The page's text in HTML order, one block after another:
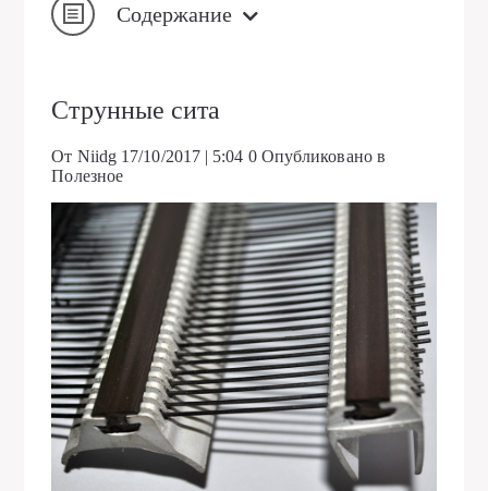
Содержание
Струнные сита
От Niidg 17/10/2017 | 5:04 0 Опубликовано в
Полезное